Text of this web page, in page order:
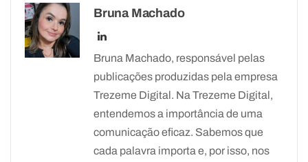
Bruna Machado
Bruna Machado, responsável pelas
publicações produzidas pela empresa
Trezeme Digital. Na Trezeme Digital,
entendemos a importância de uma
comunicação eficaz. Sabemos que
cada palavra importa e, por isso, nos